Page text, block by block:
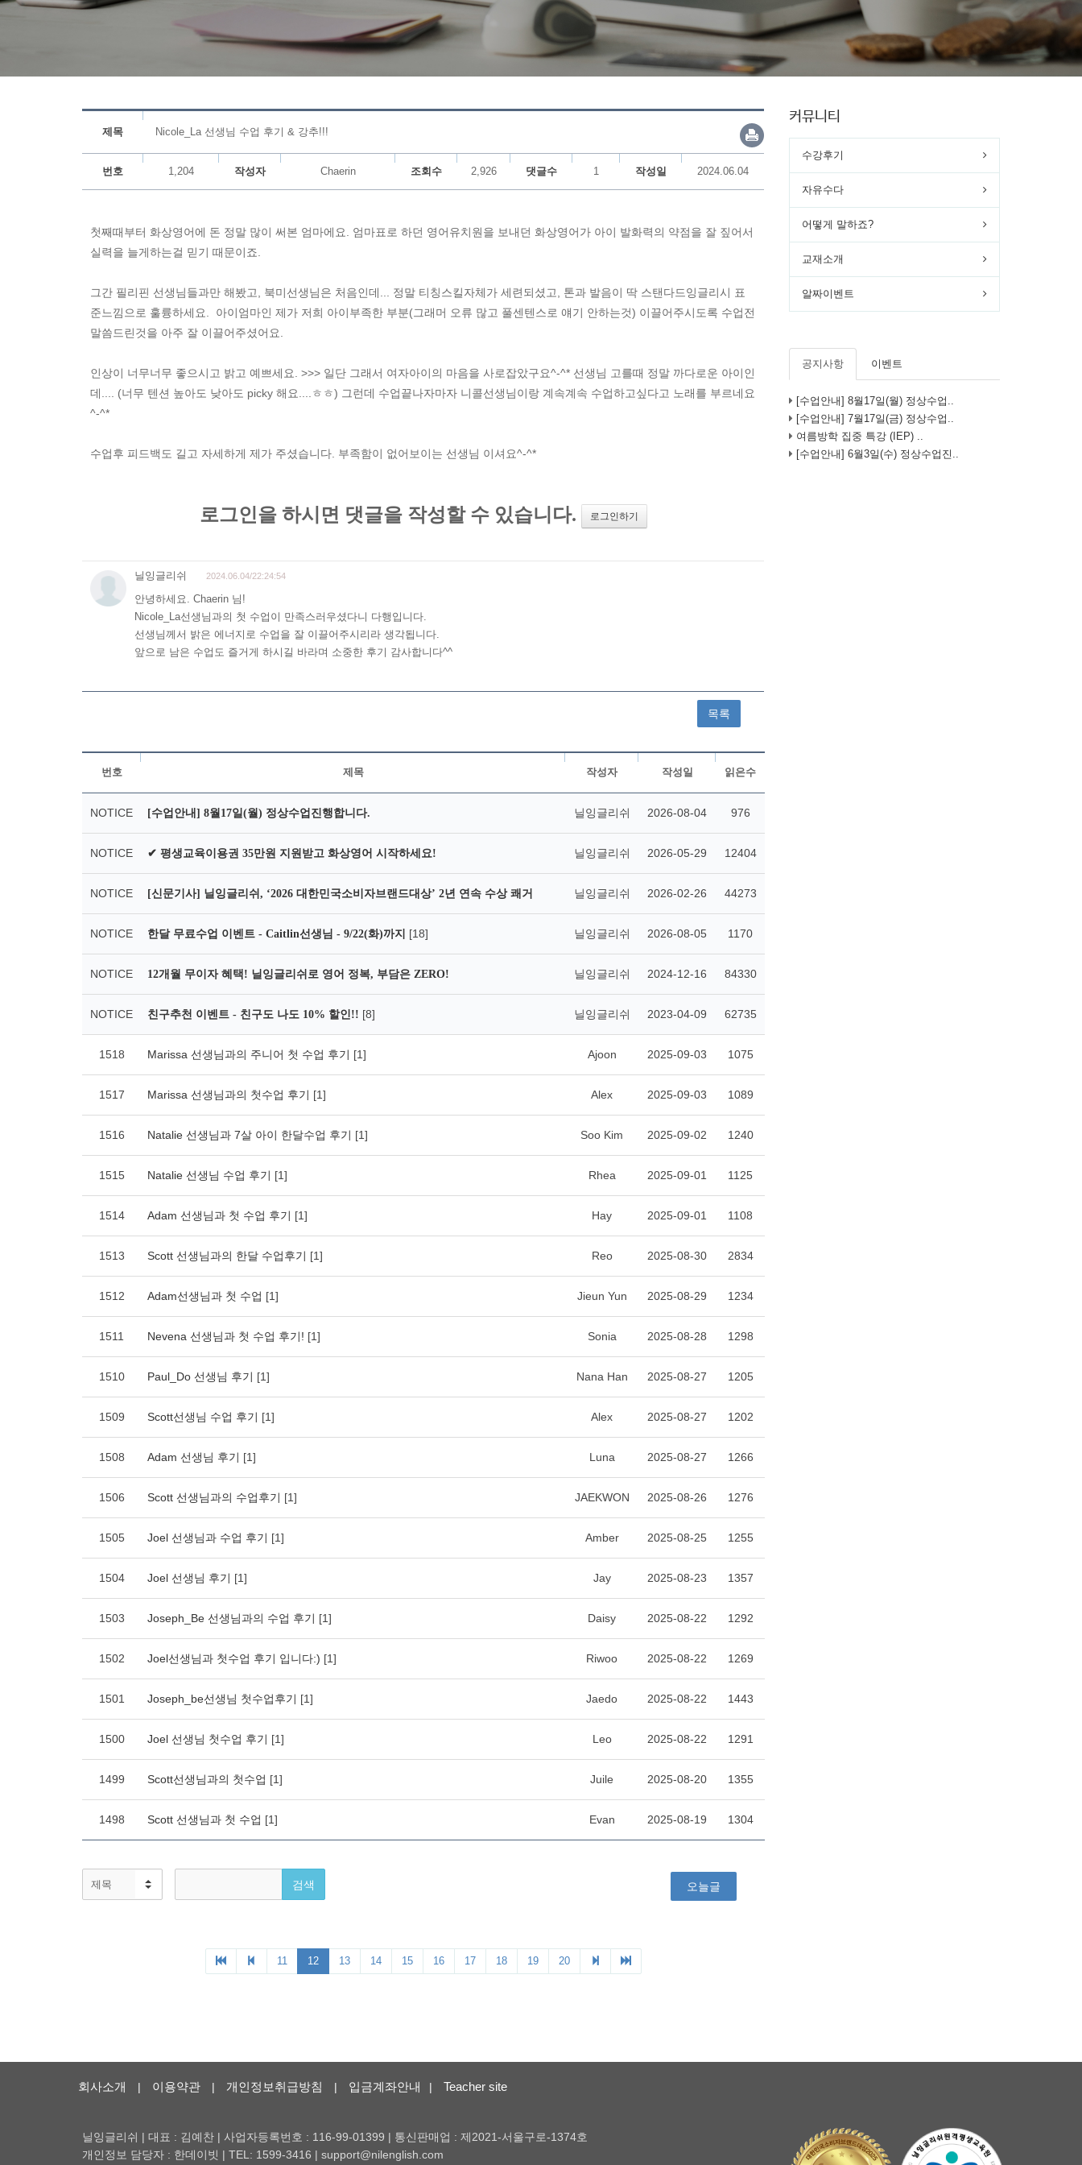
제목 Nicole_La 선생님 수업 후기 & 강추!!!
번호 1,204 작성자 Chaerin 조회수 2,926 댓글수 1 작성일 2024.06.04
첫째때부터 화상영어에 돈 정말 많이 써본 엄마에요. 엄마표로 하던 영어유치원을 보내던 화상영어가 아이 발화력의 약점을 잘 짚어서
실력을 늘게하는걸 믿기 때문이죠.
그간 필리핀 선생님들과만 해봤고, 북미선생님은 처음인데... 정말 티칭스킬자체가 세련되셨고, 톤과 발음이 딱 스탠다드잉글리시 표
준느낌으로 훌륭하세요. 아이엄마인 제가 저희 아이부족한 부분(그래머 오류 많고 풀센텐스로 얘기 안하는것) 이끌어주시도록 수업전
말씀드린것을 아주 잘 이끌어주셨어요.
인상이 너무너무 좋으시고 밝고 예쁘세요. >>> 일단 그래서 여자아이의 마음을 사로잡았구요^-^* 선생님 고를때 정말 까다로운 아이인
데.... (너무 텐션 높아도 낮아도 picky 해요....ㅎㅎ) 그런데 수업끝나자마자 니콜선생님이랑 계속계속 수업하고싶다고 노래를 부르네요
^-^*
수업후 피드백도 길고 자세하게 제가 주셨습니다. 부족함이 없어보이는 선생님 이셔요^-^*
목록
커뮤니티
수강후기
자유수다
어떻게 말하죠?
교재소개
알짜이벤트
공지사항 이벤트
[수업안내] 8월17일(월) 정상수업..
[수업안내] 7월17일(금) 정상수업..
여름방학 집중 특강 (IEP) ..
[수업안내] 6월3일(수) 정상수업진..
회사소개 | 이용약관 | 개인정보취급방침 | 입금계좌안내 | Teacher site
닐잉글리쉬 | 대표 : 김예찬 | 사업자등록번호 : 116-99-01399 | 통신판매업 : 제2021-서울구로-1374호
개인정보 담당자 : 한데이빗 | TEL: 1599-3416 | support@nilenglish.com